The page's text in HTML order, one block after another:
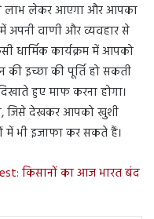
लाभ लेकर आएगा और आपका
में अपनी वाणी और व्यवहार से
धार्मिक कार्यक्रम में आपको
इच्छा की पूर्ति हो सकती
हुए माफ करना होगा।
जिसे देखकर आपको खुशी
भी इजाफा कर सकते हैं।
किसानों का आज भारत बंद